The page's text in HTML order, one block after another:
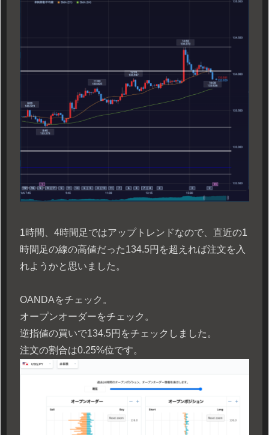
1時間、4時間足ではアップトレンドなので、直近の1
時間足の線の高値だった134.5円を超えれば注文を入
れようかと思いました。
OANDAをチェック。
オープンオーダーをチェック。
逆指値の買いで134.5円をチェックしました。
注文の割合は0.25%位です。